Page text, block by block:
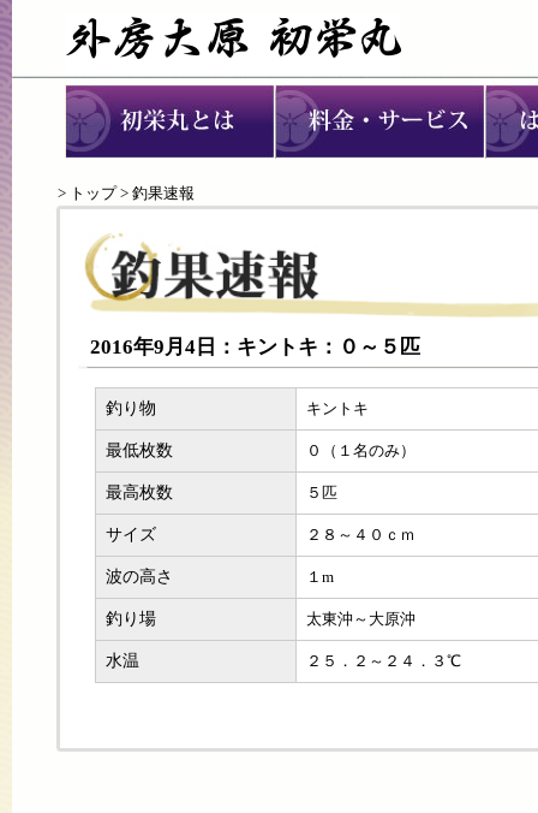
> トップ> 釣果速報
2016年9月4日：キントキ：０～５匹
釣り物 キントキ
最低枚数 ０（１名のみ）
最高枚数 ５匹
サイズ ２８～４０ｃｍ
波の高さ １m
釣り場 太東沖～大原沖
水温 ２５．２～２４．３℃